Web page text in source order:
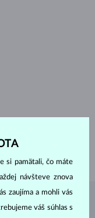
si pamätali, čo máte
návšteve znova
zaujíma a mohli vás
váš súhlas s